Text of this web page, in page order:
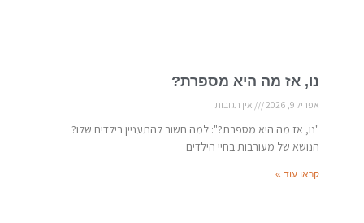
נו, אז מה היא מספרת?
אפריל 9, 2026 אין תגובות
"נו, אז מה היא מספרת?": למה חשוב להתעניין בילדים שלו?
הנושא של מעורבות בחיי הילדים
קראו עוד »